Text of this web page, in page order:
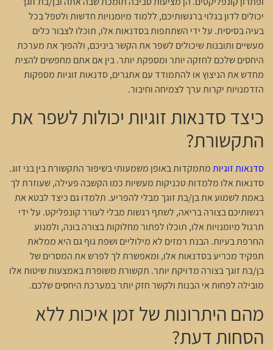
יכולים לדון בגלוי ברגשותיכם, ללמוד מיומנויות חדשות ולטפל בכל
בעיה בסיסית. על ידי השתתפות בסדנאות אלו, תוכלו לצבור כלים
מעשיים ותובנות שיכולים לשפר את הקשר ביניכם, ולהפוך את מערכת
היחסים שלכם לחזקה יותר ומספקת יותר. בין אם אתם מחפשים להצית
מחדש את הניצוץ או להתמודד עם אתגרים, סדנאות זוגיות מספקות
הזדמנויות יקרות ערך לצמיחה וחיבור.
כיצד סדנאות זוגיות יכולות לשפר את
התקשורת?
סדנאות זוגיותמתמקדות באופן משמעותי בשיפור התקשורת בין בני זוג.
סדנאות אלו מלמדות טכניקות מעשיות כמו הקשבה פעילה, שעוזרת לך
באמת לשמוע את בן/בת זוגך מבלי להפריע. תלמדו גם כיצד לבטא את
רגשותיכם בצורה בריאה, לשתף רגשות מבלי לעורר קונפליקט. על ידי
תרגול מיומנויות אלו, תוכלו לפתור מחלוקות בצורה בונה, ולמנוע
החרפת בעיות. הבנת רמזים לא מילוליים ושפת גוף גם היא ממלאת
תפקיד מכריע בסדנאות אלו, ומאפשרת לך לפרש את המסרים של
בן/בת זוגך בצורה מדויקת יותר. תקשורת משופרת באמצעות שיטות אלו
מובילה לפחות אי הבנות ולקשר חזק יותר במערכת היחסים שלכם.
מהם היתרונות של זמן איכות ללא
הסחות דעת?